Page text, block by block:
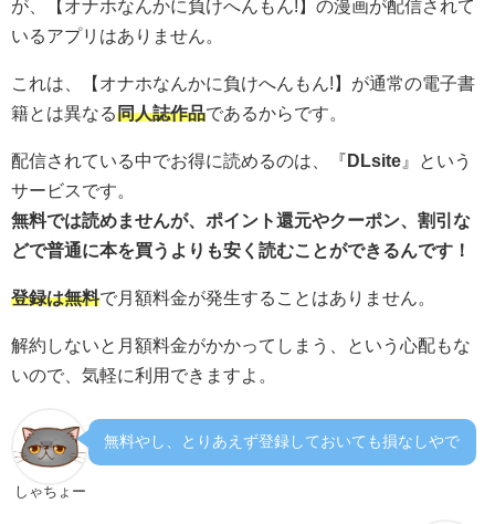
が、【オナホなんかに負けへんもん!】の漫画が配信されて
いるアプリはありません。
これは、【オナホなんかに負けへんもん!】が通常の電子書
籍とは異なる同人誌作品であるからです。
配信されている中でお得に読めるのは、『 DLsite 』という
サービスです。
無料では読めませんが、ポイント還元やクーポン、割引な
どで普通に本を買うよりも安く読むことができるんです！
登録は無料で月額料金が発生することはありません。
解約しないと月額料金がかかってしまう、という心配もな
いので、気軽に利用できますよ。
しゃちょー
無料やし、とりあえず登録しておいても損なしやで